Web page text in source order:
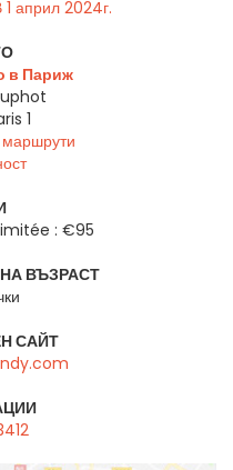
април 2024г.
в Париж
1
: €95
ВЪЗРАСТ
САЙТ